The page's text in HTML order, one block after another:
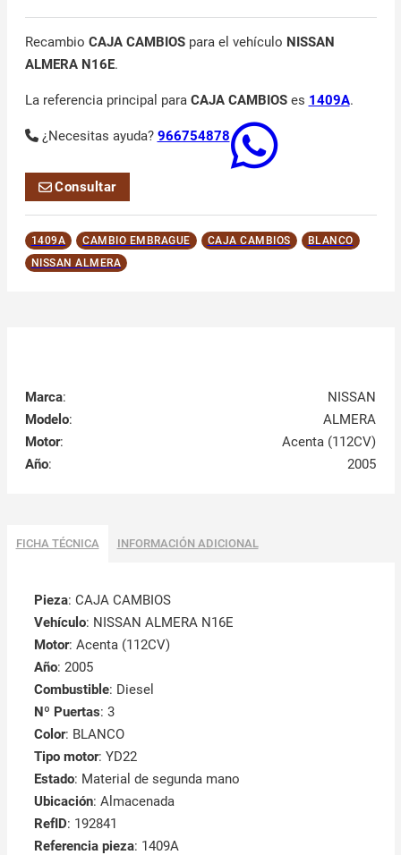
Recambio CAJA CAMBIOSpara el vehículo NISSAN
ALMERA N16E.
La referencia principal para CAJA CAMBIOSes 1409A.
¿Necesitas ayuda? 966754878
Consultar
1409A CAMBIO EMBRAGUE CAJA CAMBIOS
BLANCO
NISSAN ALMERA
Marca:
NISSAN
Modelo:
ALMERA
Motor:
Acenta (112CV)
Año: 2005
FICHA TÉCNICA INFORMACIÓN ADICIONAL
Pieza: CAJA CAMBIOS
Vehículo: NISSAN ALMERA N16E
Motor: Acenta (112CV)
Año: 2005
Combustible: Diesel
Nº Puertas: 3
Color: BLANCO
Tipo motor: YD22
Estado: Material de segunda mano
Ubicación: Almacenada
RefID: 192841
Referencia pieza: 1409A